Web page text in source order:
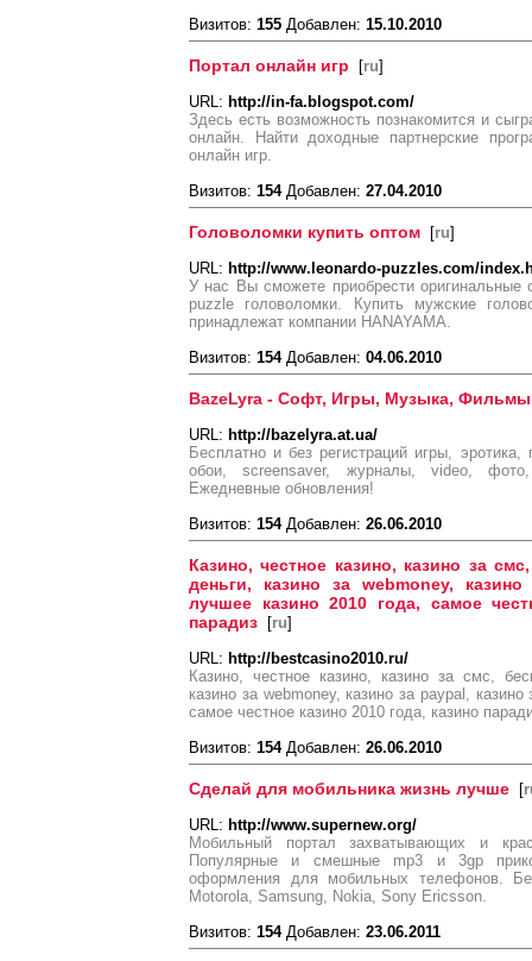
Визитов: 155 Добавлен: 15.10.2010
Портал онлайн игр [ru]
URL: http://in-fa.blogspot.com/
Здесь есть возможность познакомится и
онлайн. Найти доходные партнерские
онлайн игр.
Визитов: 154Добавлен: 27.04.2010
Головоломки купить оптом [ru]
URL: http://www.leonardo-puzzles.com/
У нас Вы сможете приобрести
puzzle головоломки. Купить мужские
принадлежат компании HANAYAMA.
Визитов: 154Добавлен: 04.06.2010
BazeLyra - Софт, Игры, Музыка, Фильмы
URL: http://bazelyra.at.ua/
Бесплатно и без регистраций игры,
обои, screensaver, журналы, video,
Ежедневные обновления!
Визитов: 154Добавлен: 26.06.2010
Казино, честное казино, казино за
деньги, казино за webmoney,
лучшее казино 2010 года, самое
парадиз [ru]
URL: http://bestcasino2010.ru/
Казино, честное казино, казино за смс,
казино за webmoney, казино за paypal,
самое честное казино 2010 года, казино
Визитов: 154Добавлен: 26.06.2010
Сделай для мобильника жизнь лучше [
URL: http://www.supernew.org/
Мобильный портал захватывающих и
Популярные и смешные mp3 и 3gp
оформления для мобильных телефонов.
Motorola, Samsung, Nokia, Sony Ericsson.
Визитов: 154Добавлен: 23.06.2011